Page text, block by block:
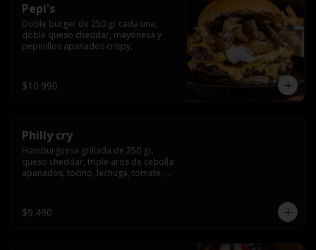
Pepi's
Doble burger de 250 gr cada una,
doble queso cheddar, mayonesa y
pepinillos apanados crispy.
$10.990
Philly cry
Hamburguesa grillada de 250 gr,
queso cheddar, triple aros de cebolla
apanados, tocino, lechuga, tomate,
$9.490